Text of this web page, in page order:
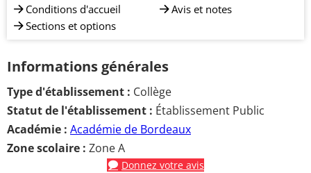
Conditions d'accueil
Sections et options
Avis et notes
Informations générales
Type d'établissement : Collège
Statut de l'établissement : Établissement Public
Académie : Académie de Bordeaux
Zone scolaire : Zone A
Donnez votre avis